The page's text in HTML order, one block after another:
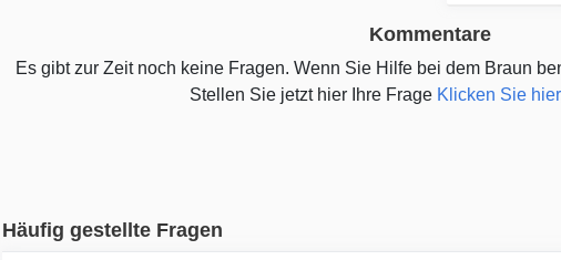
Kommentare
Es gibt zur Zeit noch keine Fragen. Wenn Sie Hilfe bei dem Braun
Stellen Sie jetzt hier Ihre Frage Klicken Sie
Häufig gestellte Fragen